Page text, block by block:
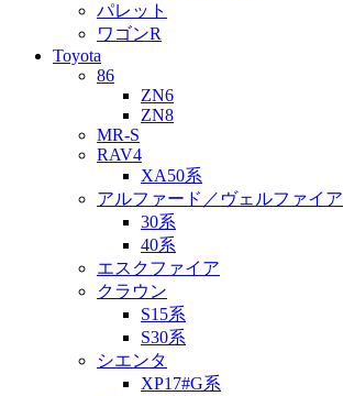
パレット
ワゴンR
Toyota
86
ZN6
ZN8
MR-S
RAV4
XA50系
アルファード／ヴェルファイア
30系
40系
エスクファイア
クラウン
S15系
S30系
シエンタ
XP17#G系